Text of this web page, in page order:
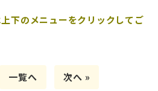
下のメニューをクリックしてご
一覧へ 次へ »